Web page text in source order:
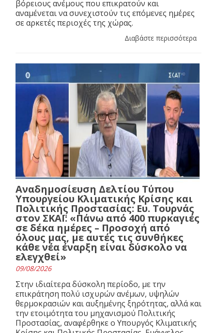
βόρειους ανέμους που επικρατούν και
αναμένεται να συνεχιστούν τις επόμενες ημέρες
σε αρκετές περιοχές της χώρας.
Διαβάστε περισσότερα
Αναδημοσίευση Δελτίου Τύπου
Υπουργείου Κλιματικής Κρίσης και
Πολιτικής Προστασίας: Ευ. Τουρνάς
στον ΣΚΑΪ: «Πάνω από 400 πυρκαγιές
σε δέκα ημέρες – Προσοχή από
όλους μας, με αυτές τις συνθήκες
κάθε νέα έναρξη είναι δύσκολο να
ελεγχθεί»
09/08/2026
Στην ιδιαίτερα δύσκολη περίοδο, με την
επικράτηση πολύ ισχυρών ανέμων, υψηλών
θερμοκρασιών και αυξημένης ξηρότητας, αλλά και
την ετοιμότητα του μηχανισμού Πολιτικής
Προστασίας, αναφέρθηκε ο Υπουργός Κλιματικής